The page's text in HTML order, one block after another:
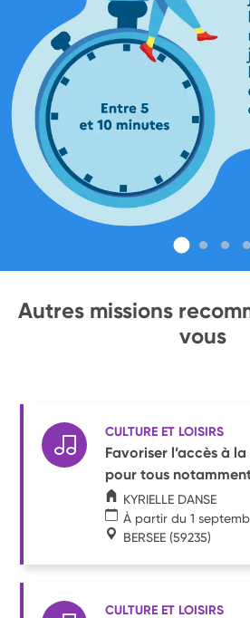
Autres missions
vous
CULTURE ET LOISIRS
Favoriser l’accès à
pour tous
KYRIELLE DANSE
À partir du 1
BERSEE (59235)
CULTURE ET LOISIRS